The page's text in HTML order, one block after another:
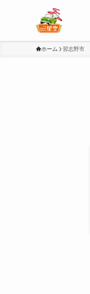
ホーム 習志野市